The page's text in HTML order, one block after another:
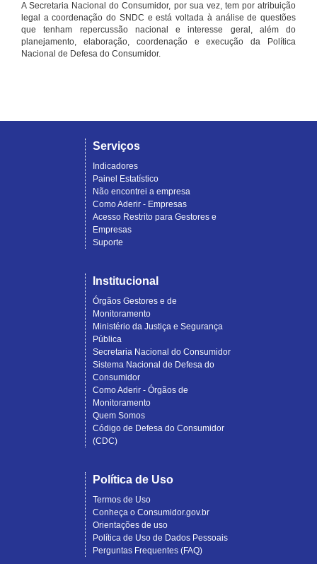
A Secretaria Nacional do Consumidor, por sua vez, tem por atribuição
legal a coordenação do SNDC e está voltada à análise de questões
que tenham repercussão nacional e interesse geral, além do
planejamento, elaboração, coordenação e execução da Política
Nacional de Defesa do Consumidor.
Serviços
Indicadores
Painel Estatístico
Não encontrei a empresa
Como Aderir - Empresas
Acesso Restrito para Gestores e
Empresas
Suporte
Institucional
Órgãos Gestores e de
Monitoramento
Ministério da Justiça e Segurança
Pública
Secretaria Nacional do Consumidor
Sistema Nacional de Defesa do
Consumidor
Como Aderir - Órgãos de
Monitoramento
Quem Somos
Código de Defesa do Consumidor
(CDC)
Política de Uso
Termos de Uso
Conheça o Consumidor.gov.br
Orientações de uso
Política de Uso de Dados Pessoais
Perguntas Frequentes (FAQ)